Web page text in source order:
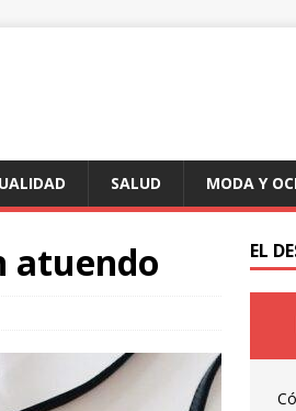
SALUD MODA Y
atuendo EL